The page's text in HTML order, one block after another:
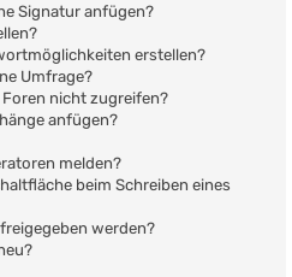
Signatur anfügen?
erstellen?
Umfrage?
nicht zugreifen?
anfügen?
melden?
beim Schreiben eines
werden?